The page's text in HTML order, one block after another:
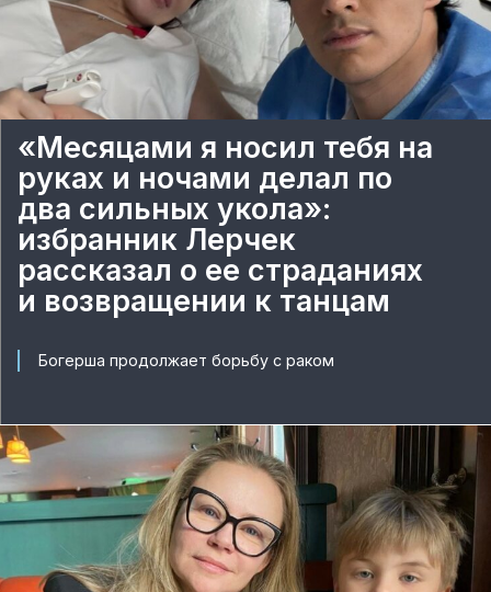
«Месяцами я носил тебя на
руках и ночами делал по
два сильных укола»:
избранник Лерчек
рассказал о ее страданиях
и возвращении к танцам
Богерша продолжает борьбу с раком